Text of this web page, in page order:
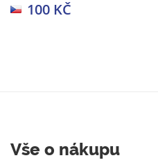
100 KČ
Vše o nákupu